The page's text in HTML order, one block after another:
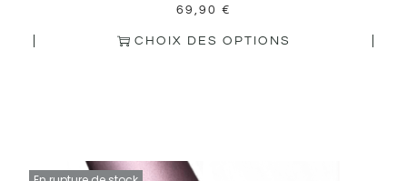
69,90 €
CHOIX DES OPTIONS